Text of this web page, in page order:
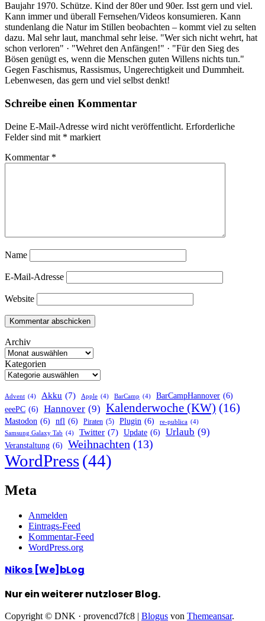
Baujahr 1970. Schütze. Kind der 80er und 90er. Isst gern und viel.
Kann immer und überall Fernsehen/Videos konsumieren. Kann
stundenlang die Natur im Stillen beobachten – kommt viel zu selten
dazu. Mal sehr laut, manchmal sehr leise. "Wer sich nicht wehrt, hat
schon verloren" · "Wehret den Anfängen!" · "Für den Sieg des
Bösen genügt es, wenn die Menschen guten Willens nichts tun."
Gegen Faschismus, Rassismus, Ungerechtigkeit und Dummheit.
Lebenwesen, das gern und viel selbst denkt!
Schreibe einen Kommentar
Deine E-Mail-Adresse wird nicht veröffentlicht. Erforderliche
Felder sind mit * markiert
Kommentar *
Name
E-Mail-Adresse
Website
Archiv
Kategorien
Advent (4) Akku (7) Apple (4) BarCamp (4) BarCampHannover (6)
eeePC (6) Hannover (9) Kalenderwoche (KW) (16)
Mastodon (6) nfl (6) Piraten (5) Plugin (6) re-publica (4)
Samsung Galaxy Tab (4) Twitter (7) Update (6) Urlaub (9)
Veranstaltung (6) Weihnachten (13)
WordPress(44)
Meta
Anmelden
Eintrags-Feed
Kommentar-Feed
WordPress.org
Nikos [We]bLog
Nur ein weiterer nutzloser Blog.
Copyright © DNK · provencd7fc8 | Blogus von Themeansar.